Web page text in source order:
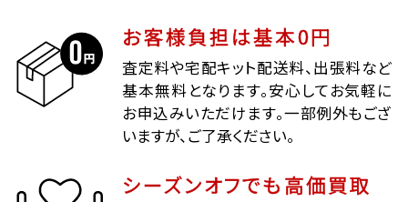
お客様負担は基本0円
査定料や宅配キット配送料、出張料など
基本無料となります。安心してお気軽に
お申込みいただけます。一部例外もござ
いますが、ご了承ください。
シーズンオフでも高価買取